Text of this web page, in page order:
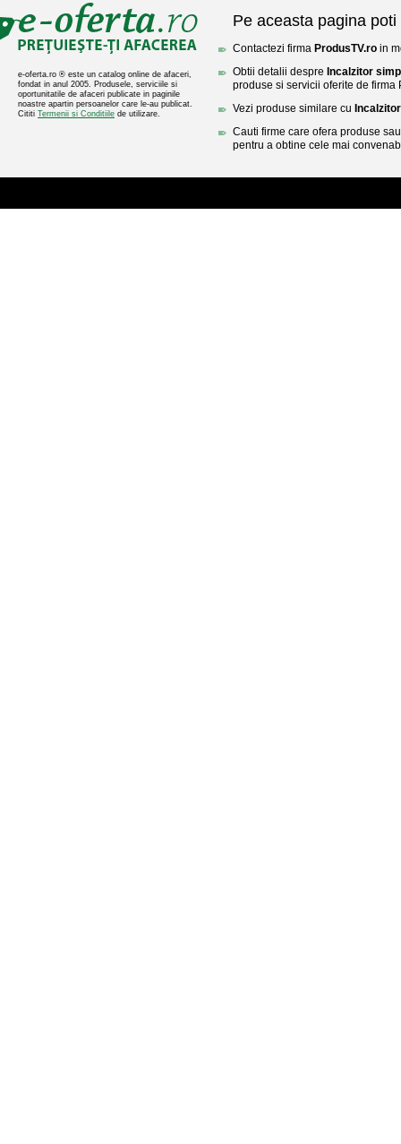
e-oferta.ro ® este un catalog online de afaceri,
fondat in anul 2005. Produsele, serviciile si
oportunitatile de afaceri publicate in paginile
noastre apartin persoanelor care le-au publicat.
Cititi Termenii si Conditiile de utilizare.
Pe aceasta pagina poti
Contactezi firma ProdusTV.ro in
Obtii detalii despre Incalzitor
produse si servicii oferite de firma
Vezi produse similare cu
Cauti firme care ofera produse
pentru a obtine cele mai